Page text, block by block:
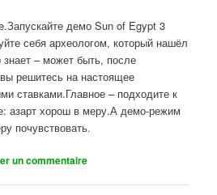
демо Sun of Egypt 3
себя археологом, который нашёл
– может быть, после
решитесь на настоящее
ставками.Главное – подходите к
азарт хорош в меру.А демо-режим
почувствовать.
un commentaire